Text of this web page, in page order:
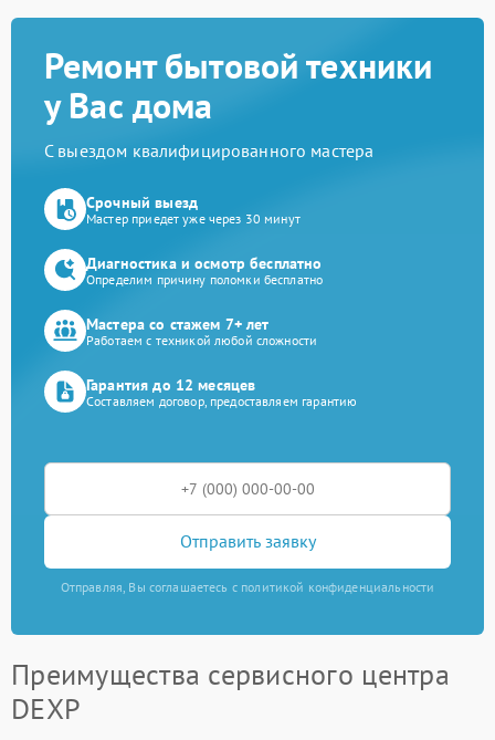
Ремонт бытовой техники
у Вас дома
С выездом квалифицированного мастера
Срочный выезд
Мастер приедет уже через 30 минут
Диагностика и осмотр бесплатно
Определим причину поломки бесплатно
Мастера со стажем 7+ лет
Работаем с техникой любой сложности
Гарантия до 12 месяцев
Составляем договор, предоставляем гарантию
Отправить заявку
Отправляя, Вы соглашаетесь с политикой конфиденциальности
Преимущества сервисного центра
DEXP